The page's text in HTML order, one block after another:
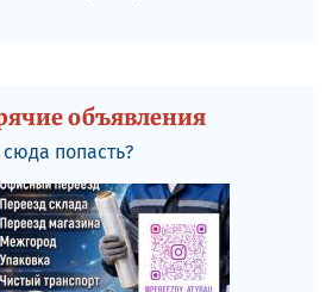
объявления
сюда попасть?